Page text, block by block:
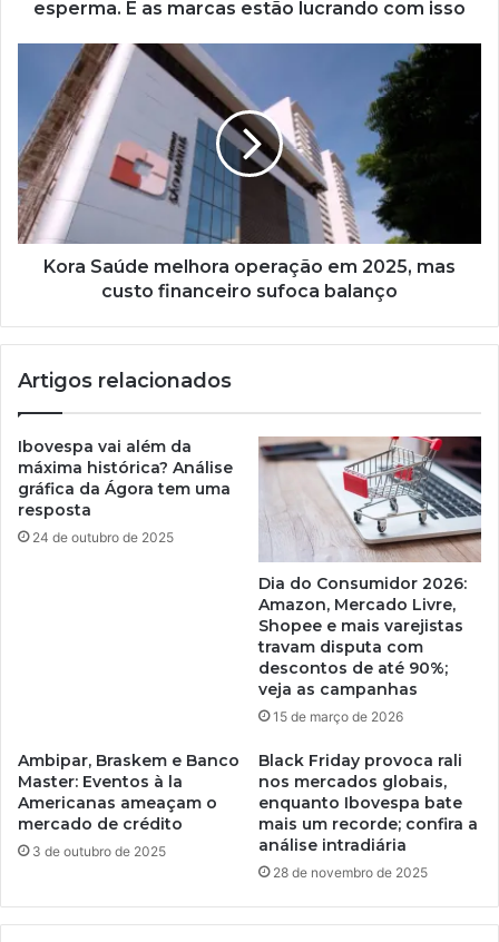
esperma. E as marcas estão lucrando com isso
Kora Saúde melhora operação em 2025, mas
custo financeiro sufoca balanço
Artigos relacionados
Ibovespa vai além da
máxima histórica? Análise
gráfica da Ágora tem uma
resposta
24 de outubro de 2025
Dia do Consumidor 2026:
Amazon, Mercado Livre,
Shopee e mais varejistas
travam disputa com
descontos de até 90%;
veja as campanhas
15 de março de 2026
Ambipar, Braskem e Banco
Master: Eventos à la
Americanas ameaçam o
mercado de crédito
3 de outubro de 2025
Black Friday provoca rali
nos mercados globais,
enquanto Ibovespa bate
mais um recorde; confira a
análise intradiária
28 de novembro de 2025